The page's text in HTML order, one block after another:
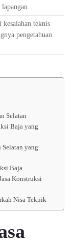
kesalahan teknis
pengetahuan
Selatan
Baja yang
yang
Baja
Konstruksi
Nisa Teknik